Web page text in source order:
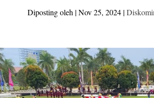
Diposting oleh |Nov 25, 2024|